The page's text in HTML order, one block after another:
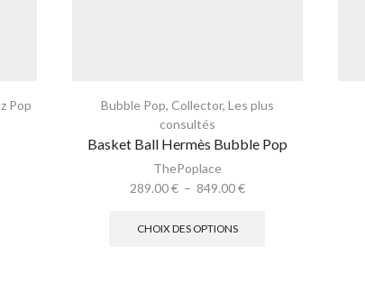
Pop Bubble Pop, Collector, Les plus
consultés
Basket Ball Hermès Bubble Pop
ThePoplace
289.00€ – 849.00€
CHOIX DES OPTIONS